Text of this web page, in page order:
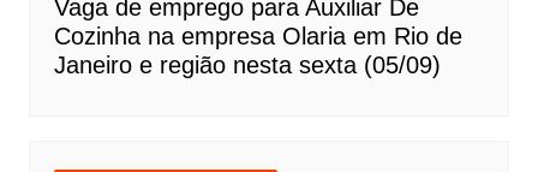
Vaga de emprego para Auxiliar De
Cozinha na empresa Olaria em Rio de
Janeiro e região nesta sexta (05/09)